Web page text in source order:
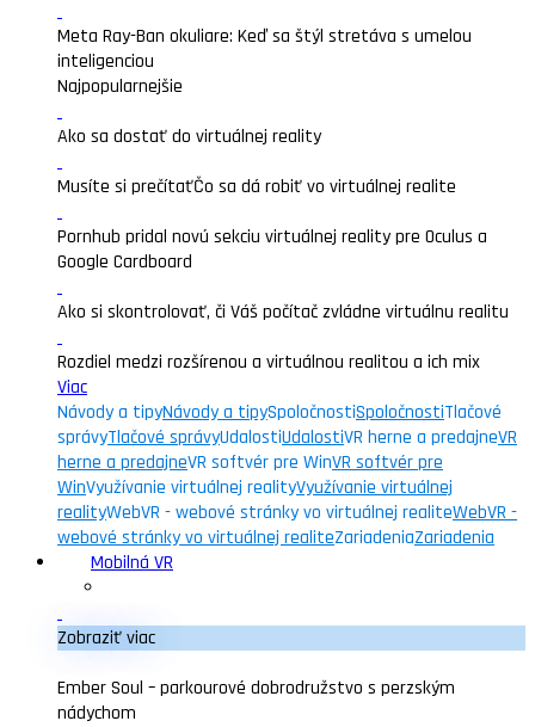
Meta Ray-Ban okuliare: Keď sa štýl stretáva s umelou
inteligenciou
Najpopularnejšie
Ako sa dostať do virtuálnej reality
Musíte si prečítaťČo sa dá robiť vo virtuálnej realite
Pornhub pridal novú sekciu virtuálnej reality pre Oculus a
Google Cardboard
Ako si skontrolovať, či Váš počítač zvládne virtuálnu realitu
Rozdiel medzi rozšírenou a virtuálnou realitou a ich mix
Viac
Návody a tipyNávody a tipySpoločnostiSpoločnostiTlačové
správyTlačové správyUdalostiUdalostiVR herne a predajneVR
herne a predajneVR softvér pre WinVR softvér pre
WinVyužívanie virtuálnej realityVyužívanie virtuálnej
realityWebVR - webové stránky vo virtuálnej realiteWebVR -
webové stránky vo virtuálnej realiteZariadeniaZariadenia
Mobilná VR
Zobraziť viac
Ember Soul – parkourové dobrodružstvo s perzským
nádychom